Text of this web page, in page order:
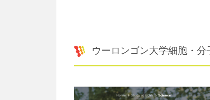
ウーロンゴン大学細胞・